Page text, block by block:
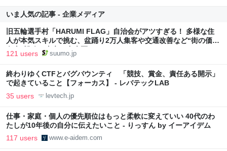
いま人気の記事 - 企業メディア
旧五輪選手村「HARUMI FLAG」自治会がアツすぎる！ 多様な住
人が本気スキルで挑む、盆踊り2万人集客や交通改善など“街の価値
向上”戦略 東京・中央区
121 users suumo.jp
終わりゆくCTFとバグバウンティ 「競技、賞金、責任ある開示」
で起きていること【フォーカス】 - レバテックLAB
35 users levtech.jp
仕事・家庭・個人の優先順位はもっと柔軟に変えていい 40代のわ
たしが10年後の自分に伝えたいこと - りっすん by イーアイデム
117 users www.e-aidem.com